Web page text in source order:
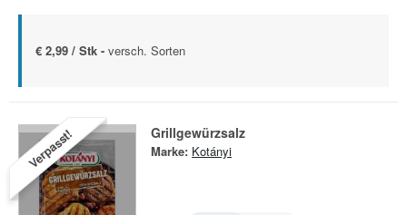
€ 2,99 / Stk - versch. Sorten
Verpasst! Grillgewürzsalz
Marke: Kotányi